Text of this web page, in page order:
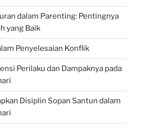
dalam Parenting: Pentingnya
yang Baik
Penyelesaian Konflik
Perilaku dan Dampaknya pada
Disiplin Sopan Santun dalam